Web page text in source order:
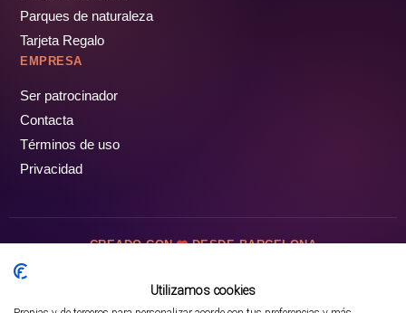
Parques de naturaleza
Tarjeta Regalo
EMPRESA
Ser patrocinador
Contacta
Términos de uso
Privacidad
CREADO CON DESDE BARCELONA
Utilizamos cookies